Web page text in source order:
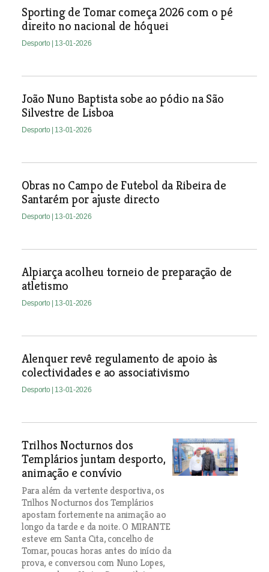
Sporting de Tomar começa 2026 com o pé
direito no nacional de hóquei
Desporto | 13-01-2026
João Nuno Baptista sobe ao pódio na São
Silvestre de Lisboa
Desporto | 13-01-2026
Obras no Campo de Futebol da Ribeira de
Santarém por ajuste directo
Desporto | 13-01-2026
Alpiarça acolheu torneio de preparação de
atletismo
Desporto | 13-01-2026
Alenquer revê regulamento de apoio às
colectividades e ao associativismo
Desporto | 13-01-2026
Trilhos Nocturnos dos
Templários juntam desporto,
animação e convívio
Para além da vertente desportiva, os
Trilhos Nocturnos dos Templários
apostam fortemente na animação ao
longo da tarde e da noite. O MIRANTE
esteve em Santa Cita, concelho de
Tomar, poucas horas antes do início da
prova, e conversou com Nuno Lopes,